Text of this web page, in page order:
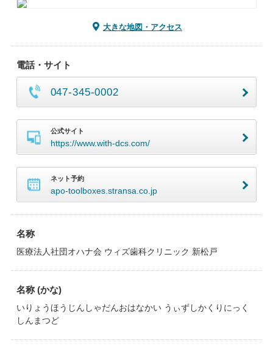
大きな地図・アクセス
電話・サイト
047-345-0002
公式サイト
https://www.with-dcs.com/
ネット予約
apo-toolboxes.stransa.co.jp
名称
医療法人社団オハナ会 ウィズ歯科クリニック 新松戸
名称 (かな)
いりょうほうじんしゃだんおはなかい うぃずしかくりにっく
しんまつど